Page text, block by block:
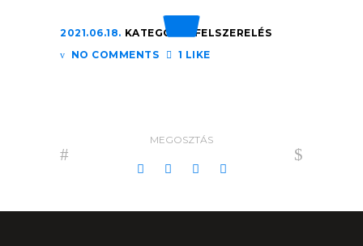
2021.06.18. KATEGÓRIA:
FELSZERELÉS
NO COMMENTS
1 LIKE
MEGOSZTÁS